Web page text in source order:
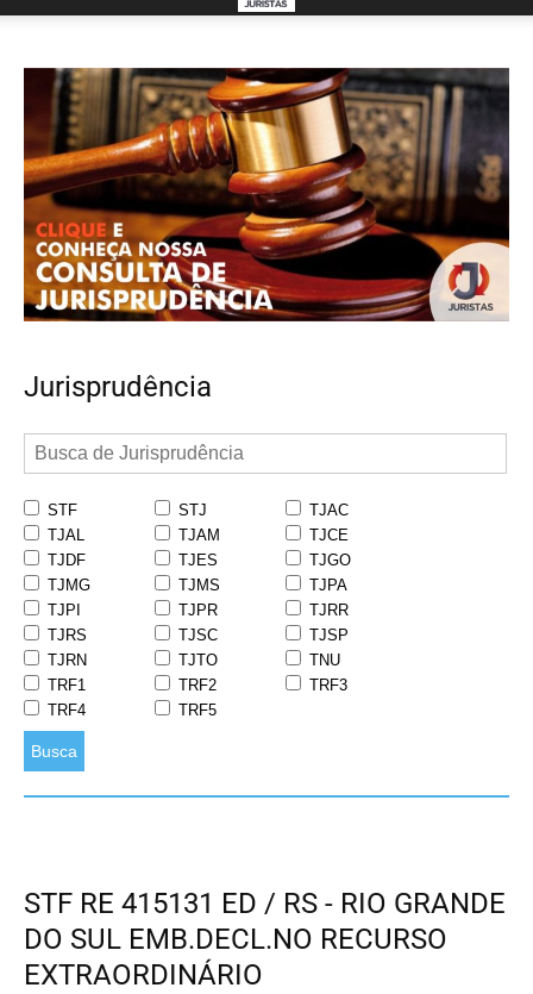
Jurisprudência
STF STJ
TJAC
TJAL
TJAM
TJCE
TJDF
TJES
TJGO
TJMG
TJMS
TJPA
TJPI
TJPR
TJRR
TJRS
TJSC
TJSP
TJRN
TJTO
TNU
TRF1
TRF2
TRF3
TRF4
TRF5
Busca
STF RE 415131 ED / RS - RIO GRANDE
DO SUL EMB.DECL.NO RECURSO
EXTRAORDINÁRIO